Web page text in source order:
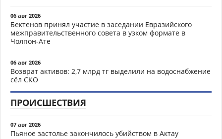
06 авг 2026
Бектенов принял участие в заседании Евразийского
межправительственного совета в узком формате в
Чолпон-Ате
06 авг 2026
Возврат активов: 2,7 млрд тг выделили на водоснабжение
сёл СКО
ПРОИСШЕСТВИЯ
07 авг 2026
Пьяное застолье закончилось убийством в Актау